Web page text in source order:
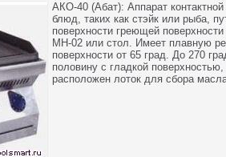
АКО-40 (Абат): Аппарат
блюд, таких как стэйк или рыба,
поверхности греющей
МН-02 или стол. Имеет плавную
поверхности от 65 град. До 270
половину с гладкой
расположен лоток для сбора